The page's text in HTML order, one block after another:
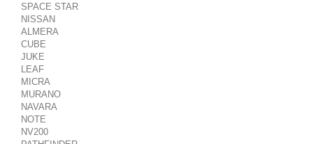
SPACE STAR
NISSAN
ALMERA
CUBE
JUKE
LEAF
MICRA
MURANO
NAVARA
NOTE
NV200